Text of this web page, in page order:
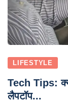
LIFESTYLE
Tech Tips:
लैपटॉप...